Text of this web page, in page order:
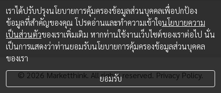
© 2026 Marketthink. All rights reserved. Privacy Policy.
เราได้ปรับปรุงนโยบายการคุ้มครองข้อมูลส่วนบุคคลเพื่อปกป้อง
ข้อมูลที่สำคัญของคุณ โปรดอ่านและทำความเข้าใจนโยบายความ
เป็นส่วนตัวของเราเพิ่มเติม หากท่านใช้งานเว็บไซต์ของเราต่อไป นั่น
เป็นการแสดงว่าท่านยอมรับนโยบายการคุ้มครองข้อมูลส่วนบุคคล
ของเรา
ยอมรับ